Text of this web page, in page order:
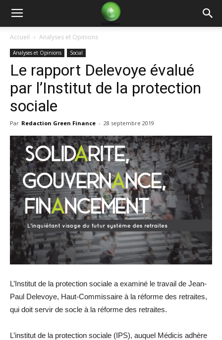
Green
Finance
Accueil Analyses et Opinions
Analyses et Opinions Social
Le rapport Delevoye évalué
par l’Institut de la protection
sociale
Par Redaction Green Finance - 28 septembre 2019
L’Institut de la protection sociale a examiné le travail de Jean-
Paul Delevoye, Haut-Commissaire à la réforme des retraites,
qui doit servir de socle à la réforme des retraites.
L’institut de la protection sociale (IPS), auquel Médicis adhère